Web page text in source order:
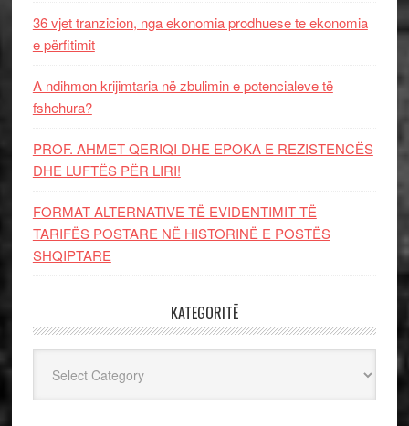
36 vjet tranzicion, nga ekonomia prodhuese te ekonomia
e përfitimit
A ndihmon krijimtaria në zbulimin e potencialeve të
fshehura?
PROF. AHMET QERIQI DHE EPOKA E REZISTENCЁS
DHE LUFTЁS PЁR LIRI!
FORMAT ALTERNATIVE TË EVIDENTIMIT TË
TARIFËS POSTARE NË HISTORINË E POSTËS
SHQIPTARE
KATEGORITË